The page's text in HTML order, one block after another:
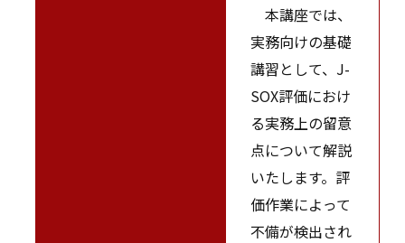
本講座では、
実務向けの基礎
講習として、J-
SOX評価におけ
る実務上の留意
点について解説
いたします。評
価作業によって
不備が検出され